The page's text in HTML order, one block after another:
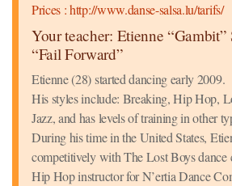
Prices : http://www.danse-salsa.lu/tarifs/
Your teacher: Etienne “Gambit”
“Fail Forward”
Etienne (28) started dancing early 2009.
His styles include: Breaking, Hip Hop,
Jazz, and has levels of training in other
During his time in the United States,
competitively with The Lost Boys dance
Hip Hop instructor for N’ertia Dance